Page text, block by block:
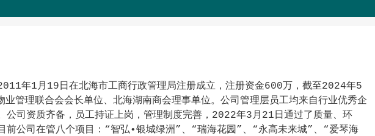
年1月19日在北海市工商行政管理局注册成立，注册资金600万，截至2024年5
管理联合会会长单位、北海湖南商会理事单位。公司管理层员工均来自行业优秀企
公司资质齐备，员工持证上岗，管理制度完善，2022年3月21日通过了质量、环
前公司在管八个项目：“智弘•银城绿洲”、“瑞海花园”、“永高未来城”、“爱琴海